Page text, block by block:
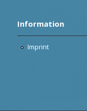
Information
Imprint